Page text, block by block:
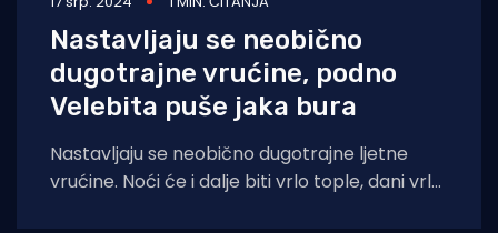
Nastavljaju se neobično
dugotrajne vrućine, podno
Velebita puše jaka bura
Nastavljaju se neobično dugotrajne ljetne
vrućine. Noći će i dalje biti vrlo tople, dani vrlo